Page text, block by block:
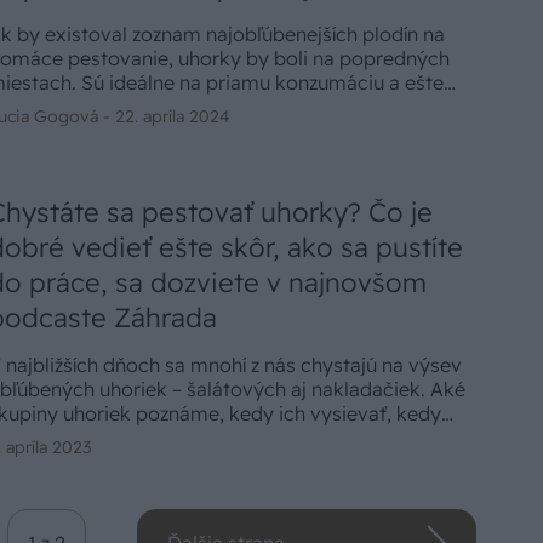
by existoval zoznam najobľúbenejších plodín na
pestovanie, uhorky by boli na popredných
Sú ideálne na priamu konzumáciu a ešte
na nakladanie do zásob. Hoci sa hovorí, že
uhoriek zvládne aj začiatočník, nie vždy to
sa nasledujúcimi tipmi.
Gogová - 22. apríla 2024
sa pestovať uhorky? Čo je
vedieť ešte skôr, ako sa pustíte
práce, sa dozviete v najnovšom
Záhrada
najbližších dňoch sa mnohí z nás chystajú na výsev
uhoriek – šalátových aj nakladačiek. Aké
uhoriek poznáme, kedy ich vysievať, kedy
a čo robiť pre to, aby bola úroda čo
najväčšia?
apríla 2023